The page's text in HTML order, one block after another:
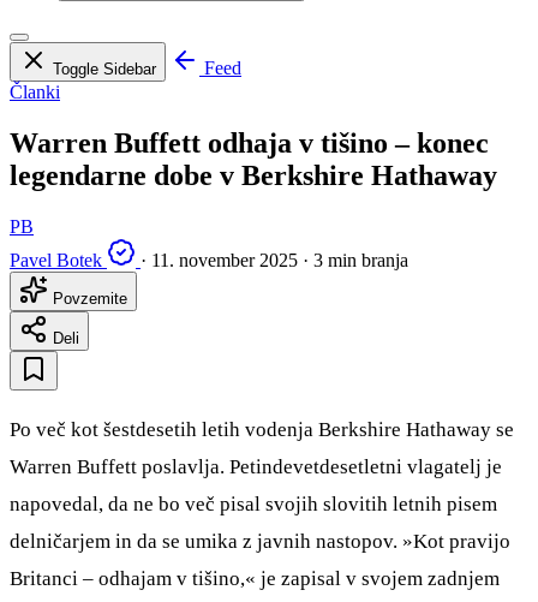
Toggle Sidebar
Feed
Članki
Warren Buffett odhaja v tišino – konec
legendarne dobe v Berkshire Hathaway
PB
Pavel Botek
· 11. november 2025 · 3 min branja
Povzemite
Deli
Po več kot šestdesetih letih vodenja Berkshire Hathaway se
Warren Buffett poslavlja. Petindevetdesetletni vlagatelj je
napovedal, da ne bo več pisal svojih slovitih letnih pisem
delničarjem in da se umika z javnih nastopov. »Kot pravijo
Britanci – odhajam v tišino,« je zapisal v svojem zadnjem